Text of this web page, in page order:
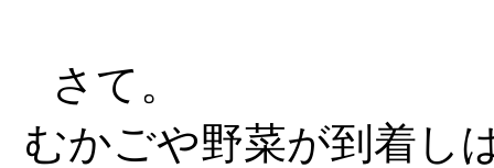
さて。
むかごや野菜が到着し